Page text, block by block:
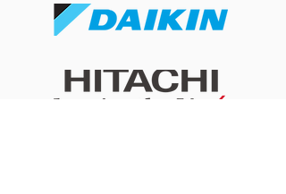
開冷氣瞓覺令小朋友乾
咳？改善冷氣房乾燥問題